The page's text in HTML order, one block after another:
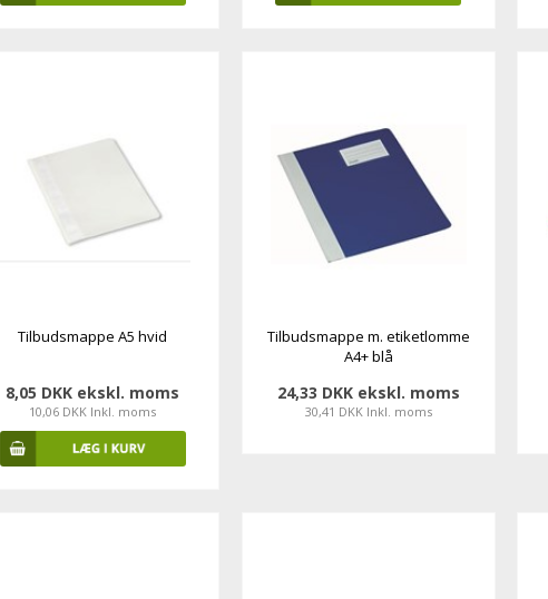
Tilbudsmappe A5 hvid
8,05 DKK ekskl. moms
10,06 DKK Inkl. moms
Tilbudsmappe m. etiketlomme
A4+ blå
24,33 DKK ekskl. moms
30,41 DKK Inkl. moms